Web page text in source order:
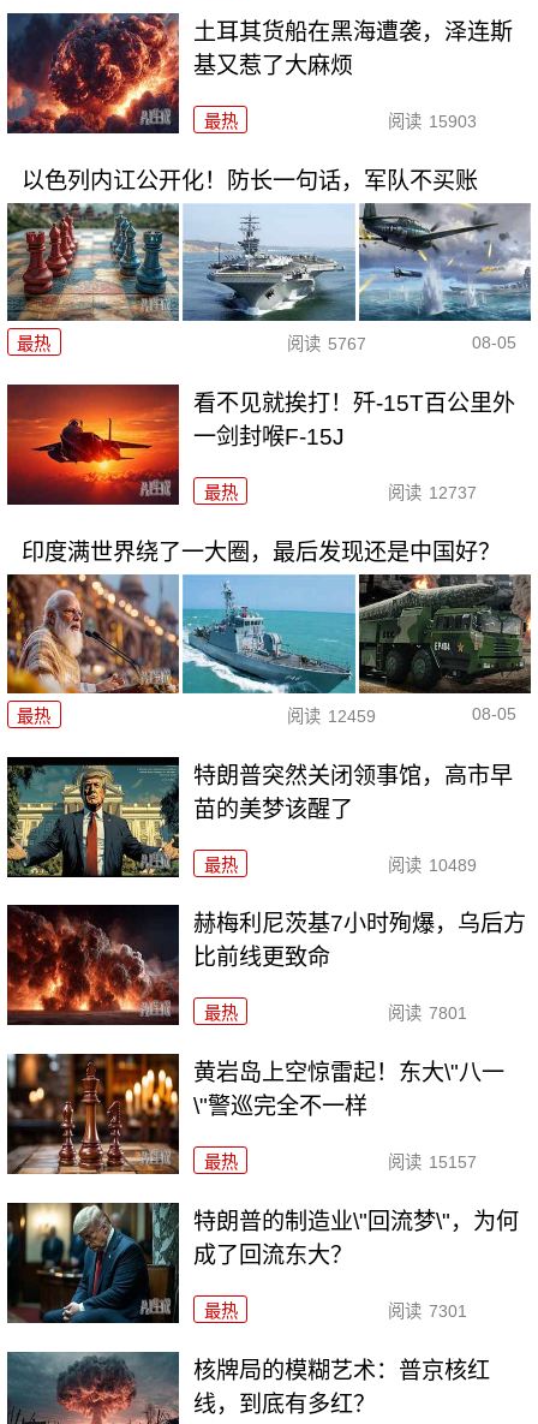
土耳其货船在黑海遭袭，泽连斯
基又惹了大麻烦
最热 阅读 15903
以色列内讧公开化！防长一句话，军队不买账
最热 阅读 5767 08-05
看不见就挨打！歼-15T百公里外
一剑封喉F-15J
最热 阅读 12737
印度满世界绕了一大圈，最后发现还是中国好？
最热 阅读 12459 08-05
特朗普突然关闭领事馆，高市早
苗的美梦该醒了
最热 阅读 10489
赫梅利尼茨基7小时殉爆，乌后方
比前线更致命
最热 阅读 7801
黄岩岛上空惊雷起！东大\"八一
\"警巡完全不一样
最热 阅读 15157
特朗普的制造业\"回流梦\"，为何
成了回流东大？
最热 阅读 7301
核牌局的模糊艺术：普京核红
线，到底有多红？